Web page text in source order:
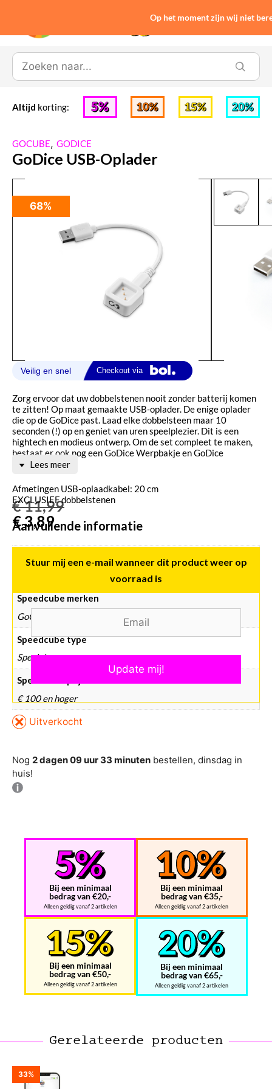
0
Altijd korting:
Zorg ervoor dat uw dobbelstenen nooit zonder batterij komen
te zitten! Op maat gemaakte USB-oplader. De enige oplader
die op de GoDice past. Laad elke dobbelsteen maar 10
seconden (!) op en geniet van uren speelplezier. Dit is een
hightech en modieus ontwerp. Om de set compleet te maken,
bestaat er ook nog een GoDice Werpbakje en GoDice
Werpbeker.
Afmetingen USB-oplaadkabel: 20 cm
EXCLUSIEF dobbelstenen
Aanvullende informatie
Merken
Speedcube merken
GoCube, GoDice
Speedcube type
Specials
Speedcube prijsklasse
€ 100 en hoger
Lees meer
€11,99
€3,89
Uitverkocht
Stuur mij een e-mail‏‏‎ wanneer dit product weer op
voorraad is
Nog 2 dagen 09 uur 32 minutenbestellen, dinsdag in
huis!
GOCUBE, GODICE
GoDice USB-Oplader
68%
Bij een minimaal
bedrag van €20,-
Alleen geldig vanaf 2 artikelen
Bij een minimaal
bedrag van €35,-
Alleen geldig vanaf 2 artikelen
Bij een minimaal
bedrag van €50,-
Alleen geldig vanaf 2 artikelen
Bij een minimaal
bedrag van €65,-
Alleen geldig vanaf 2 artikelen
Gerelateerde producten
33%
Op het moment zijn wij niet